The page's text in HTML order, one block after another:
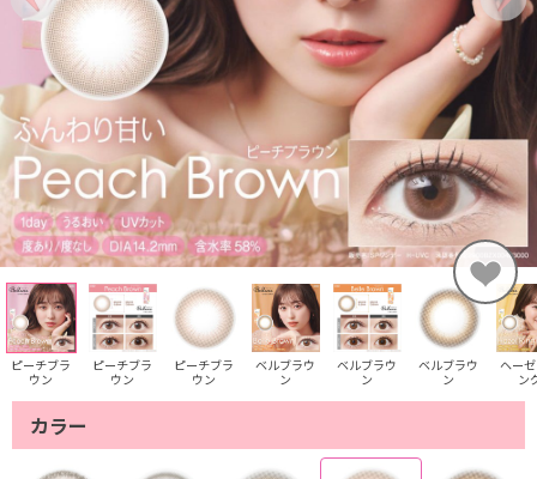
ピーチブラ
ウン
ピーチブラ
ウン
ピーチブラ
ウン
ベルブラウ
ン
ベルブラウ
ン
ベルブラウ
ン
ヘー
ン
カラー